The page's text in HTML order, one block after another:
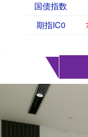
国债指数
期指IC0